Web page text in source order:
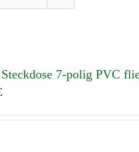
7-polig PVC